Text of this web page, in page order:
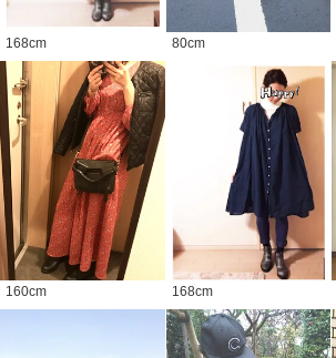
168cm 80cm
160cm 168cm